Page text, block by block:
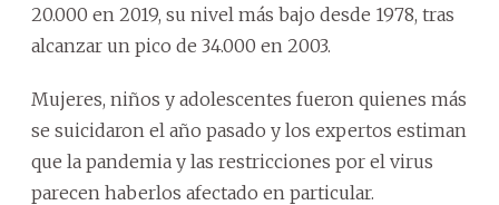
20.000 en 2019, su nivel más bajo desde 1978, tras
alcanzar un pico de 34.000 en 2003.
Mujeres, niños y adolescentes fueron quienes más
se suicidaron el año pasado y los expertos estiman
que la pandemia y las restricciones por el virus
parecen haberlos afectado en particular.